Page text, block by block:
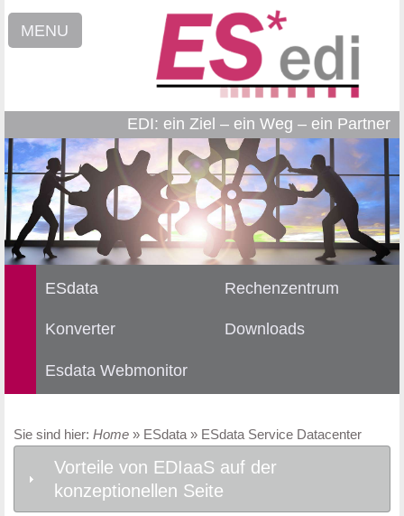
MENU
EDI: ein Ziel – ein Weg – ein Partner
ESdata Rechenzentrum
Konverter Downloads
Esdata Webmonitor
Sie sind hier: Home » ESdata » ESdata Service Datacenter
Vorteile von EDIaaS auf der
konzeptionellen Seite